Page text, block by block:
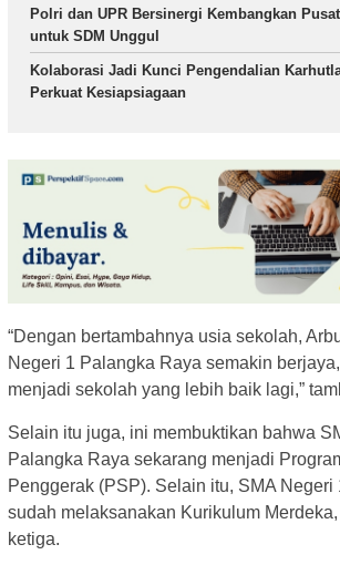
Polri dan UPR Bersinergi Kembangkan
untuk SDM Unggul
Kolaborasi Jadi Kunci Pengendalian
Perkuat Kesiapsiagaan
“Dengan bertambahnya usia sekolah,
Negeri 1 Palangka Raya semakin
menjadi sekolah yang lebih baik lagi,”
Selain itu juga, ini membuktikan bahwa
Palangka Raya sekarang menjadi
Penggerak (PSP). Selain itu, SMA
sudah melaksanakan Kurikulum
ketiga.